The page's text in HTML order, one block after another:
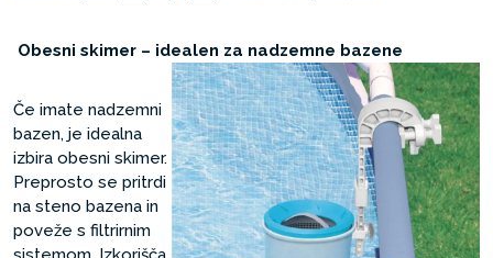
Obesni skimer – idealen za nadzemne bazene
Če imate nadzemni
bazen, je idealna
izbira obesni skimer.
Preprosto se pritrdi
na steno bazena in
poveže s filtrirnim